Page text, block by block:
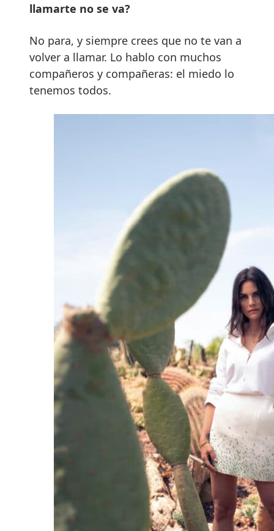
llamarte no se va?
No para, y siempre crees que no te van a
volver a llamar. Lo hablo con muchos
compañeros y compañeras: el miedo lo
tenemos todos.